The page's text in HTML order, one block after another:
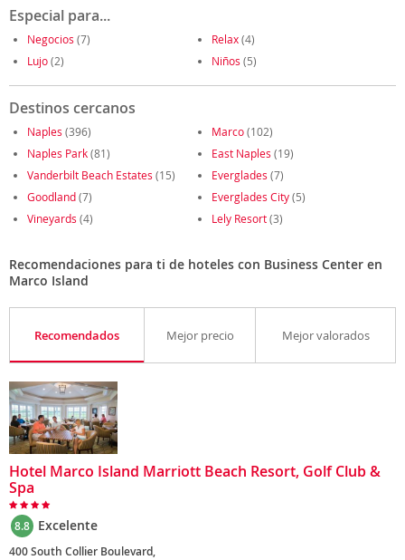
Especial para...
Negocios (7) Relax(4)
Lujo(2) Niños (5)
Destinos cercanos
Naples (396) Marco(102)
Naples Park(81) East Naples (19)
Vanderbilt Beach Estates (15) Everglades (7)
Goodland(7) Everglades City(5)
Vineyards (4) Lely Resort(3)
Recomendaciones para ti de hoteles con Business Center en
Marco Island
Recomendados Mejor precio Mejor valorados
Hotel Marco Island Marriott Beach Resort, Golf Club &
Spa
8.8 Excelente
400 South Collier Boulevard,